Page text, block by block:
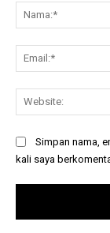
Simpan nama,
kali saya